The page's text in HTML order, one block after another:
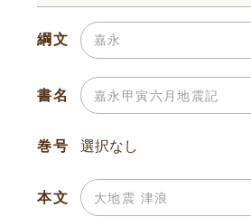
綱文
書名
巻号
本文